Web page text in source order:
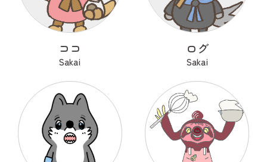
ココ
Sakai
ログ
Sakai